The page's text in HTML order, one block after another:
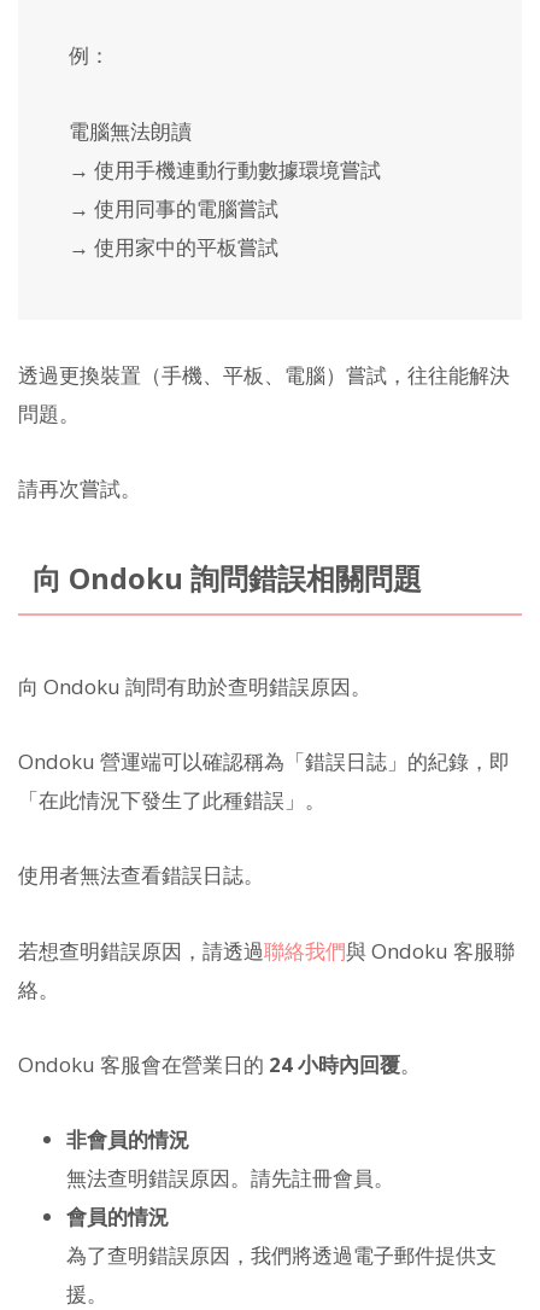
例：
電腦無法朗讀
→ 使用手機連動行動數據環境嘗試
→ 使用同事的電腦嘗試
→ 使用家中的平板嘗試
透過更換裝置（手機、平板、電腦）嘗試，往往能解決
問題。
請再次嘗試。
向 Ondoku 詢問錯誤相關問題
向 Ondoku 詢問有助於查明錯誤原因。
Ondoku 營運端可以確認稱為「錯誤日誌」的紀錄，即
「在此情況下發生了此種錯誤」。
使用者無法查看錯誤日誌。
若想查明錯誤原因，請透過聯絡我們與 Ondoku 客服聯
絡。
Ondoku 客服會在營業日的 24 小時內回覆。
非會員的情況
無法查明錯誤原因。請先註冊會員。
會員的情況
為了查明錯誤原因，我們將透過電子郵件提供支
援。